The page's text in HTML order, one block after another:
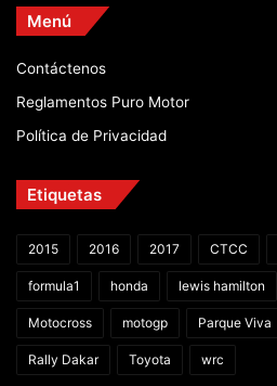
Menú
Contáctenos
Reglamentos Puro Motor
Política de Privacidad
Etiquetas
2015 2016 2017 CTCC
formula1 honda lewis hamilton
Motocross motogp Parque Viva
Rally Dakar Toyota wrc